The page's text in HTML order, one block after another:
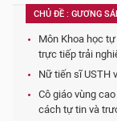
CHỦ ĐỀ : GƯƠNG
Môn Khoa học
trực tiếp trải
Nữ tiến sĩ USTH
Cô giáo vùng
cách tự tin và